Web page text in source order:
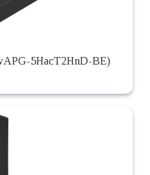
5HacT2HnD-BE)